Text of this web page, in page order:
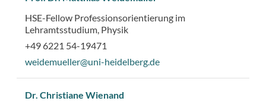
HSE-Fellow Professionsorientierung im
Lehramtsstudium, Physik
+49 6221 54-19471
weidemueller@uni-heidelberg.de
Dr. Christiane Wienand